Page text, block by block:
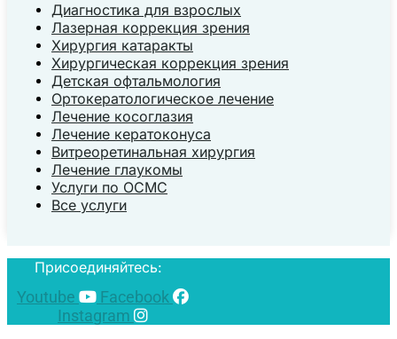
Диагностика для взрослых
Лазерная коррекция зрения
Хирургия катаракты
Хирургическая коррекция зрения
Детская офтальмология
Ортокератологическое лечение
Лечение косоглазия
Лечение кератоконуса
Витреоретинальная хирургия
Лечение глаукомы
Услуги по ОСМС
Все услуги
Присоединяйтесь:
Youtube
Facebook
Instagram